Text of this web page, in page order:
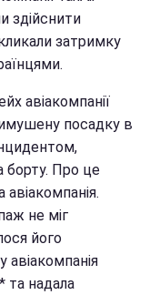
здійснити
затримку
авіакомпанії
посадку в
борту. Про це
не міг
його
авіакомпанія
та надала